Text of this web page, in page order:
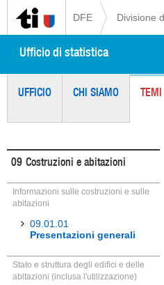
DFE Divisione
Ufficio di statistica
UFFICIO CHI SIAMO TEMI
09 Costruzioni e abitazioni
Informazioni sulle costruzioni e sulle
abitazioni
09.01.01
Presentazioni generali
Stato e struttura degli edifici e delle
abitazioni (inclusa l'utilizzazione)